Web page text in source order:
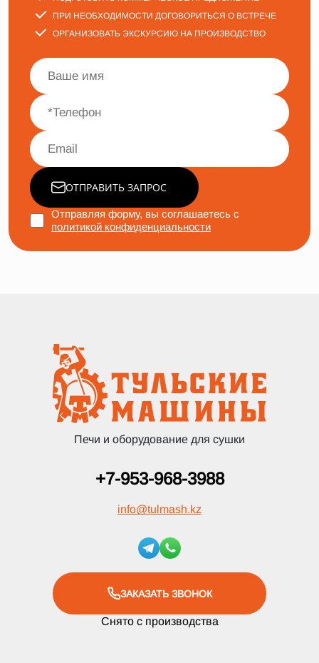
ПРИ НЕОБХОДИМОСТИ ДОГОВОРИТЬСЯ О ВСТРЕЧЕ
ОРГАНИЗОВАТЬ ЭКСКУРСИЮ НА ПРОИЗВОДСТВО
ОТПРАВИТЬ ЗАПРОС
Отправляя форму, вы соглашаетесь с
политикой конфиденциальности
Печи и оборудование для сушки
+7-953-968-3988
info@tulmash.kz
ЗАКАЗАТЬ ЗВОНОК
Снято с производства